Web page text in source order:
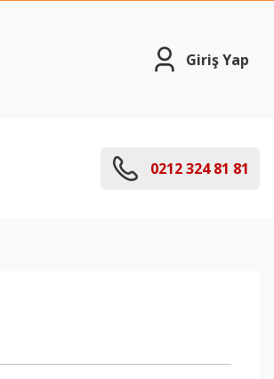
Giriş Yap
0212 324 81 81